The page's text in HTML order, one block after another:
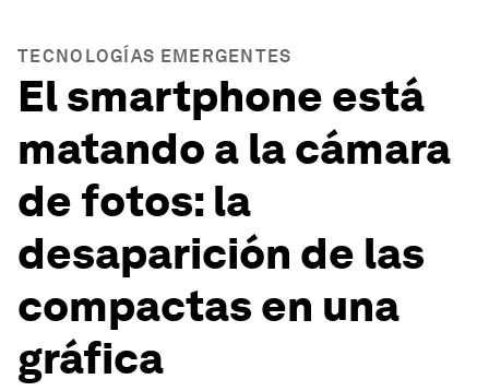
TECNOLOGÍAS EMERGENTES
El smartphone está
matando a la cámara
de fotos: la
desaparición de las
compactas en una
gráfica